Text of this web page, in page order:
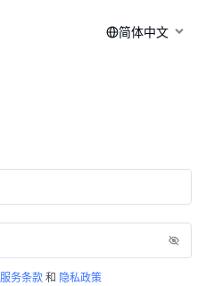
简体中文
服务条款 和 隐私政策